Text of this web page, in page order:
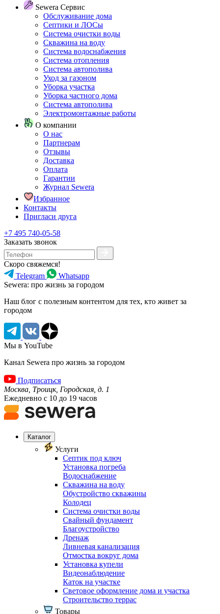
Sewera Сервис
Обслуживание дома
Септики и ЛОСы
Система очистки воды
Скважина на воду
Система водоснабжения
Система отопления
Система автополива
Уход за газоном
Уборка участка
Уборка частного дома
Система автополива
Электромонтажные работы
О компании
О нас
Партнерам
Отзывы
Доставка
Оплата
Гарантии
Журнал Sewera
Избранное
Контакты
Пригласи друга
+7 495 740-05-58
Заказать звонок
Скоро свяжемся!
Telegram
Whatsapp
Sewera: про жизнь за городом
Наш блог c полезным контентом для тех, кто живет за
городом
Мы в YouTube
Канал Sewera про жизнь за городом
Подписаться
Москва, Троицк, Городская, д. 1
Ежедневно с 10 до 19 часов
Каталог
Услуги
Септик под ключ
Установка погреба
Водоснабжение
Скважина на воду
Обустройство скважины
Колодец
Система очистки воды
Свайный фундамент
Благоустройство
Дренаж
Ливневая канализация
Отмостка вокруг дома
Установка купели
Видеонаблюдение
Каток на участке
Световое оформление дома и участка
Строительство террас
Товары